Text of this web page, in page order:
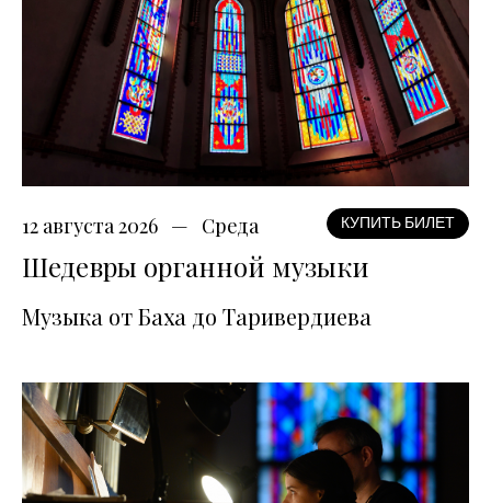
12 августа 2026 Среда КУПИТЬ БИЛЕТ
Шедевры органной музыки
Музыка от Баха до Таривердиева